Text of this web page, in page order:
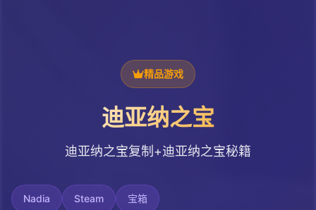
精品游戏
迪亚纳之宝
迪亚纳之宝复制+迪亚纳之宝秘籍
Nadia Steam 宝箱